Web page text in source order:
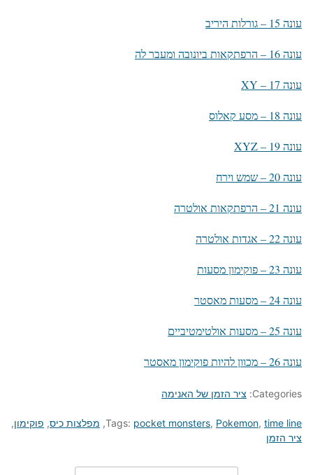
עונה 15 – גורלות היריב
עונה 16 – הרפתקאות ביונובה ומעבר לה
עונה 17 – XY
עונה 18 – מסע קאלוס
עונה 19 – XYZ
עונה 20 – שמש וירח
עונה 21 – הרפתקאות אולטרה
עונה 22 – אגדות אולטרה
עונה 23 – פוקימון מסעות
עונה 24 – מסעות מאסטר
עונה 25 – מסעות אולטימטיביים
עונה 26 – מכוון להיות פוקימון מאסטר
Categories: ציר הזמן של האנימה
Tags: pocket monsters, Pokemon, time line
, מפלצות כיס, פוקימון,
ציר הזמן